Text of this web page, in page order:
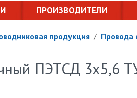
ПРОИЗВОДИТЕЛИ
продукция / Провода
ПЭТСД 3х5,6